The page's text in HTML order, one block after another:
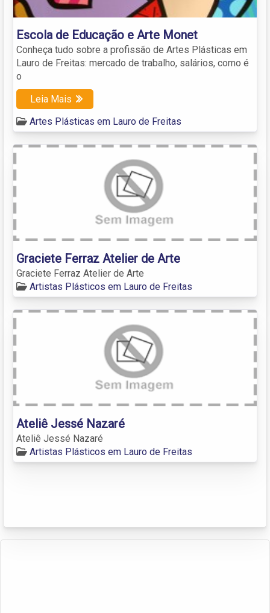
Escola de Educação e Arte Monet
Conheça tudo sobre a profissão de Artes Plásticas em
Lauro de Freitas: mercado de trabalho, salários, como é
o
Leia Mais
Artes Plásticas em Lauro de Freitas
Graciete Ferraz Atelier de Arte
Graciete Ferraz Atelier de Arte
Artistas Plásticos em Lauro de Freitas
Ateliê Jessé Nazaré
Ateliê Jessé Nazaré
Artistas Plásticos em Lauro de Freitas